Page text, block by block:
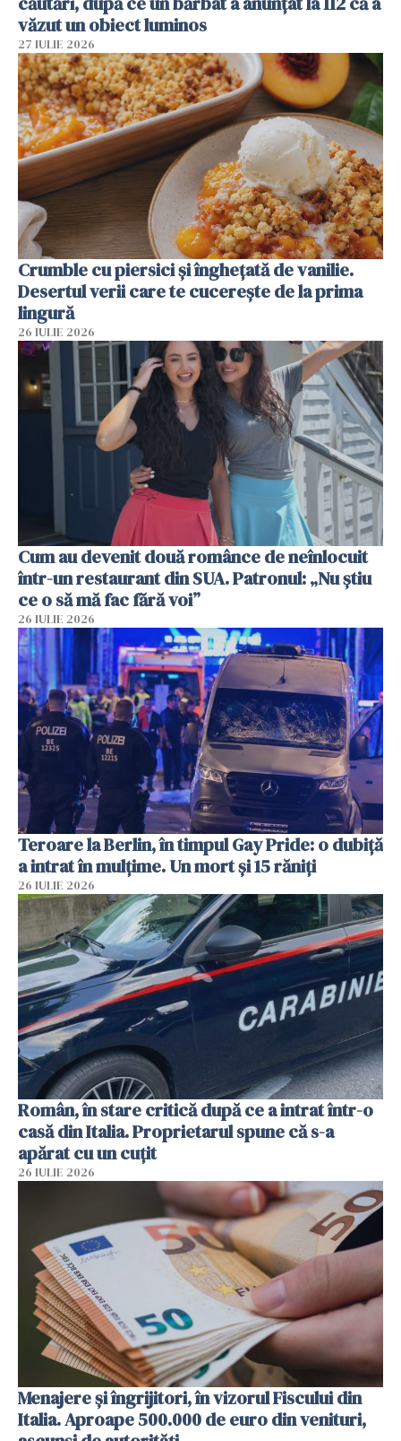
văzut un obiect luminos
27 IULIE 2026
Crumble cu piersici și înghețată de vanilie.
Desertul verii care te cucerește de la prima
lingură
26 IULIE 2026
Cum au devenit două românce de neînlocuit
într-un restaurant din SUA. Patronul: „Nu știu
ce o să mă fac fără voi”
26 IULIE 2026
Teroare la Berlin, în timpul Gay Pride: o dubiță
a intrat în mulțime. Un mort și 15 răniți
26 IULIE 2026
Român, în stare critică după ce a intrat într-o
casă din Italia. Proprietarul spune că s-a
apărat cu un cuțit
26 IULIE 2026
Menajere și îngrijitori, în vizorul Fiscului din
Italia. Aproape 500.000 de euro din venituri,